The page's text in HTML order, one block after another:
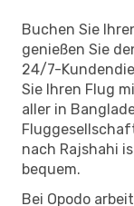
Buchen Sie
genießen Sie
24/7-
Sie Ihren Flug
aller in
nach Rajshahi
bequem.
Bei Opodo